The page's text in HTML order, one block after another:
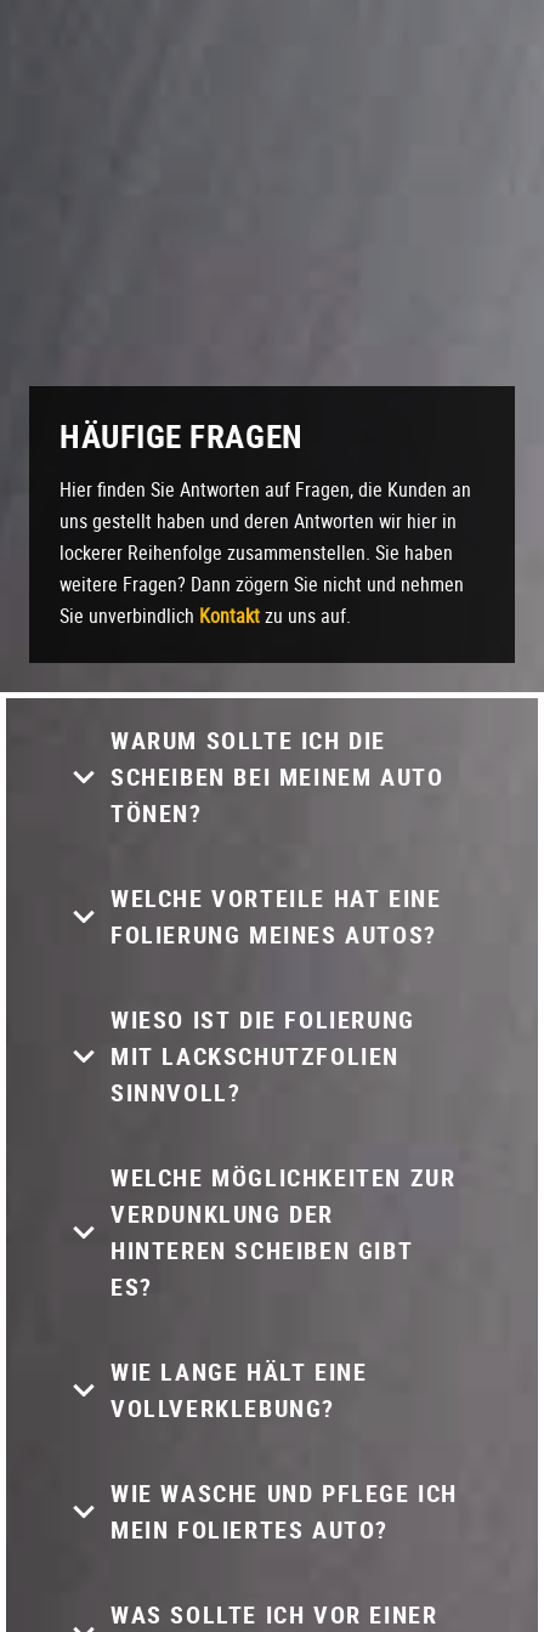
WARUM SOLLTE ICH DIE
SCHEIBEN BEI MEINEM AUTO
TÖNEN?
WELCHE VORTEILE HAT EINE
FOLIERUNG MEINES AUTOS?
WIESO IST DIE FOLIERUNG
MIT LACKSCHUTZFOLIEN
SINNVOLL?
WELCHE MÖGLICHKEITEN ZUR
VERDUNKLUNG DER
HINTEREN SCHEIBEN GIBT
ES?
WIE LANGE HÄLT EINE
VOLLVERKLEBUNG?
WIE WASCHE UND PFLEGE ICH
MEIN FOLIERTES AUTO?
WAS SOLLTE ICH VOR EINER
HÄUFIGE FRAGEN
Hier finden Sie Antworten auf Fragen, die Kunden an
uns gestellt haben und deren Antworten wir hier in
lockerer Reihenfolge zusammenstellen. Sie haben
weitere Fragen? Dann zögern Sie nicht und nehmen
Sie unverbindlich Kontakt zu uns auf.